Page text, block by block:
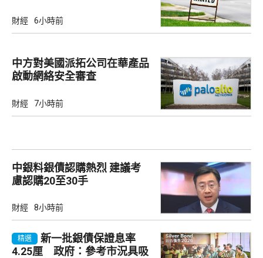
財經 6小時前
中方對美國派拓公司在華產品
啟動網絡安全審查
財經 7小時前
中銀料銀債認購熱烈 建議考
慮認購20至30手
財經 8小時前
精選
新一批銀債保證息率
4.25厘 政府：參考市況具吸